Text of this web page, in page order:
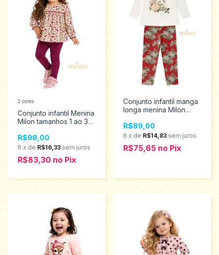
Conjunto infantil Menina
Milon tamanhos 1 ao 3
R$98,00
6 x de R$16,33 sem juros
R$83,30 no Pix
2 cores
Conjunto infantil manga
longa menina Milon
2000758
R$89,00
6 x de R$14,83 sem juros
R$75,65 no Pix